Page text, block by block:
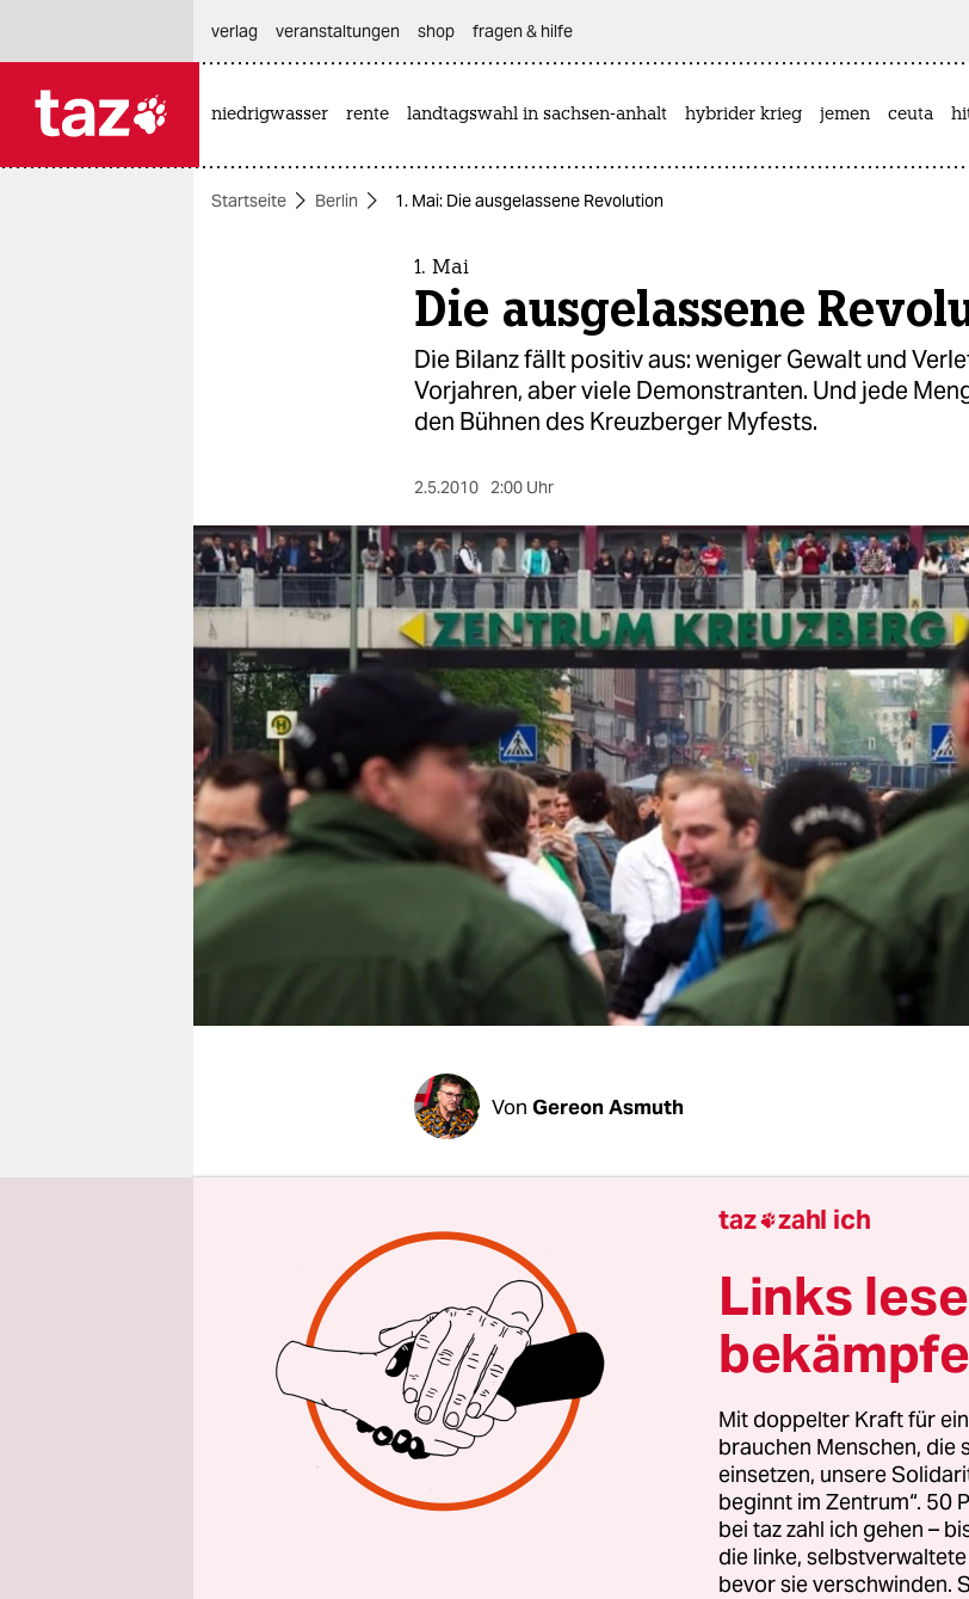
themen
berlin
nord
wahrheit
verlag
verlag
veranstaltungen
shop
fragen & hilfe
unterstützen
genossenschaft
verlag
veranstaltungen shop fragen & hilfe
niedrigwasser rente landtagswahl in sachsen-anhalt hybrider krieg jemen ceuta
Startseite Berlin 1. Mai: Die ausgelassene Revolution
1. Mai
Die ausgelassene
Die Bilanz fällt positiv aus: weniger Gewalt und
Vorjahren, aber viele Demonstranten. Und jede
den Bühnen des Kreuzberger Myfests.
2.5.2010 2:00 Uhr
Von Gereon Asmuth
Bewegung und Fotos - darum ging es am Abend des
auf der Wiener Straße in Kreuzberg. Mal flogen
ein Polizeitrupp durch die Menge. Mal knallte ein
ein Blaulicht. Und stets eilten die Umstehenden zu
vermeintlichen oder realen neuen Hotspot,
machten Fotos. Anschließend waren die
minutenlang überlastet. Fotos von Gewalt
werden. Denn sie hatten fast schon
taz zahl ich
Links
Mit doppelter Kraft für
brauchen Menschen, die
einsetzen, unsere
beginnt im Zentrum“. 50
bei taz zahl ich gehen –
die linke,
bevor sie verschwinden.